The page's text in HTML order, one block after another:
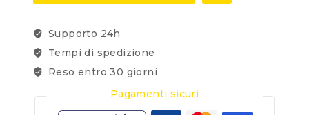
Supporto 24h
Tempi di spedizione
Reso entro 30 giorni
Pagamenti sicuri